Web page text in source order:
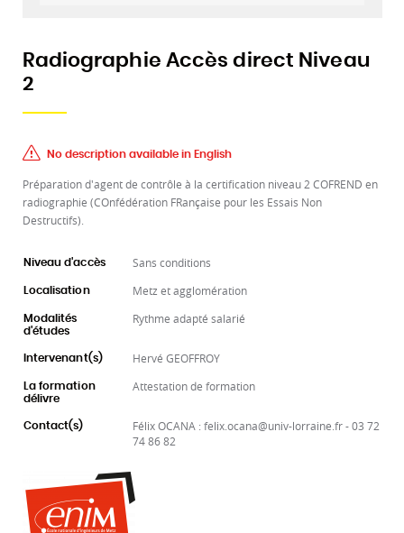
Radiographie Accès direct Niveau
2
No description available in English
Préparation d'agent de contrôle à la certification niveau 2 COFREND en
radiographie (COnfédération FRançaise pour les Essais Non
Destructifs).
Niveau d'accès Sans conditions
Localisation Metz et agglomération
Modalités
d'études
Rythme adapté salarié
Intervenant(s) Hervé GEOFFROY
La formation
délivre
Attestation de formation
Contact(s)
Félix OCANA : felix.ocana@univ-lorraine.fr - 03 72
74 86 82